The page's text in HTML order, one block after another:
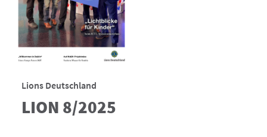
Lions Deutschland
LION 8/2025